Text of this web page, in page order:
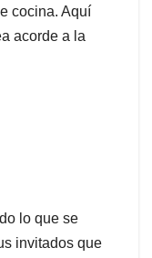
cocina. Aquí
acorde a la
lo que se
invitados que